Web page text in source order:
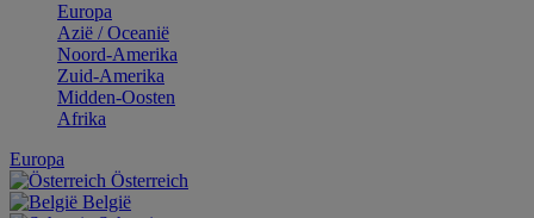
Europa
Aziё / Oceaniё
Noord-Amerika
Zuid-Amerika
Midden-Oosten
Afrika
Europa
Österreich
België